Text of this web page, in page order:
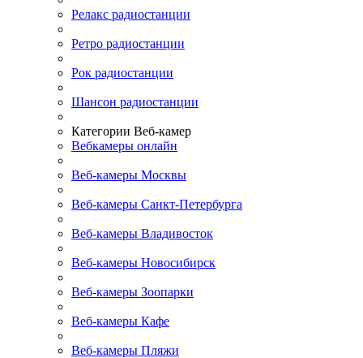
Релакс радиостанции
Ретро радиостанции
Рок радиостанции
Шансон радиостанции
Категории Веб-камер
Вебкамеры онлайн
Веб-камеры Москвы
Веб-камеры Санкт-Петербурга
Веб-камеры Владивосток
Веб-камеры Новосибирск
Веб-камеры Зоопарки
Веб-камеры Кафе
Веб-камеры Пляжи